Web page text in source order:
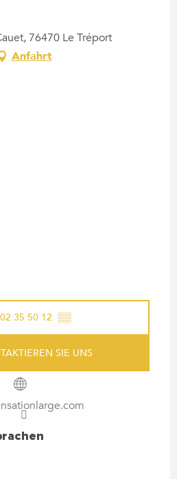
76470 Le Tréport
Anfahrt
02 35 50 12 ▒▒
SIE UNS